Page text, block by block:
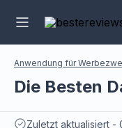
Anwendung für
Die Besten
Zuletzt aktualisiert -